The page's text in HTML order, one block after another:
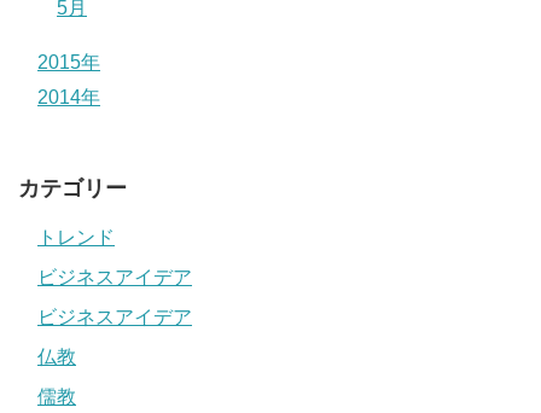
5月
2015年
2014年
カテゴリー
トレンド
ビジネスアイデア
ビジネスアイデア
仏教
儒教